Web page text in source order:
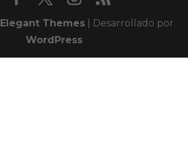
Elegant Themes | Desarrollado por
WordPress